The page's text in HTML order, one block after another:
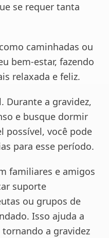
se requer tanta
caminhadas ou
bem-estar, fazendo
relaxada e feliz.
Durante a gravidez,
e busque dormir
possível, você pode
para esse período.
familiares e amigos
suporte
ou grupos de
Isso ajuda a
a gravidez